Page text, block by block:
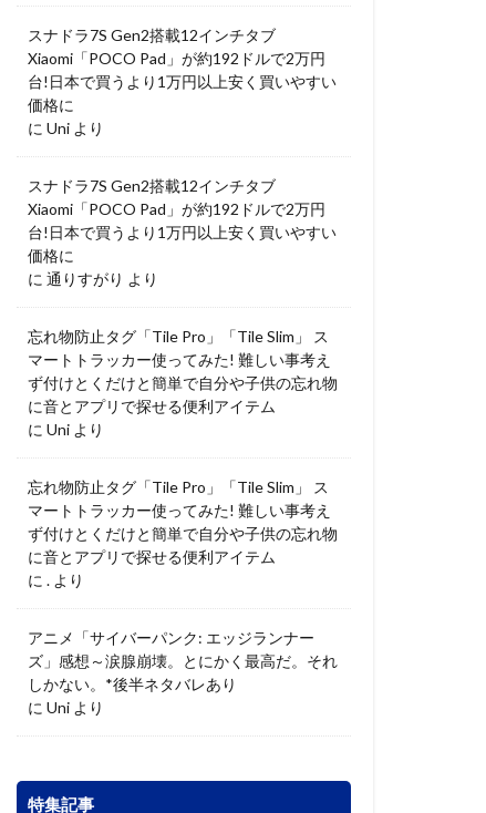
スナドラ7S Gen2搭載12インチタブ
Xiaomi「POCO Pad」が約192ドルで2万円
台!日本で買うより1万円以上安く買いやすい
価格に
に Uni より
スナドラ7S Gen2搭載12インチタブ
Xiaomi「POCO Pad」が約192ドルで2万円
台!日本で買うより1万円以上安く買いやすい
価格に
に 通りすがり より
忘れ物防止タグ「Tile Pro」「Tile Slim」 ス
マートトラッカー使ってみた! 難しい事考え
ず付けとくだけと簡単で自分や子供の忘れ物
に音とアプリで探せる便利アイテム
に Uni より
忘れ物防止タグ「Tile Pro」「Tile Slim」 ス
マートトラッカー使ってみた! 難しい事考え
ず付けとくだけと簡単で自分や子供の忘れ物
に音とアプリで探せる便利アイテム
に . より
アニメ「サイバーパンク: エッジランナー
ズ」感想～涙腺崩壊。とにかく最高だ。それ
しかない。*後半ネタバレあり
に Uni より
特集記事